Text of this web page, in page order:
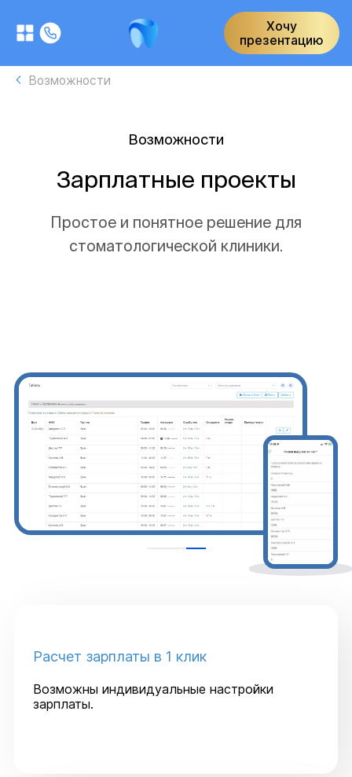
Хочу
презентацию
Возможности
Возможности
Зарплатные проекты
Простое и понятное решение для
стоматологической клиники.
Расчет зарплаты в 1 клик
Возможны индивидуальные настройки
зарплаты.